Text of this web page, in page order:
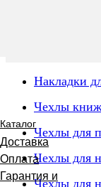
Каталог
Доставка
Оплата
Гарантия и
Накладки
Чехлы
Чехлы для
Чехлы для
Чехлы для